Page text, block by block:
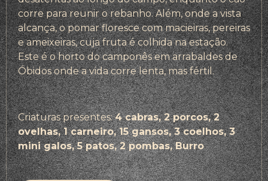
corre para reunir o rebanho. Além, onde a vista
alcança, o pomar floresce com macieiras, pereiras
e ameixeiras, cuja fruta é colhida na estação.
Este é o horto do camponês em arrabaldes de
Óbidos onde a vida corre lenta, mas fértil.
Criaturas presentes:4 cabras, 2 porcos, 2
ovelhas, 1 carneiro, 15 gansos, 3 coelhos, 3
mini galos, 5 patos, 2 pombas, Burro